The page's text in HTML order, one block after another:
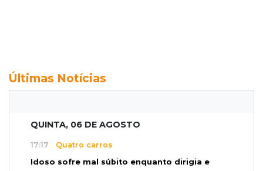
Últimas Notícias
QUINTA, 06 DE AGOSTO
17:17 Quatro carros
Idoso sofre mal súbito enquanto dirigia e